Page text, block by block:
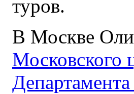
туров.
В Москве
Московского